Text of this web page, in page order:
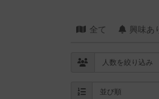
全て 興味あ